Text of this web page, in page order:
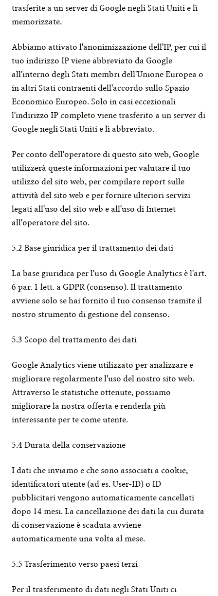
trasferite a un server di Google negli Stati Uniti e lì
memorizzate.
Abbiamo attivato l'anonimizzazione dell'IP, per cui il
tuo indirizzo IP viene abbreviato da Google
all'interno degli Stati membri dell'Unione Europea o
in altri Stati contraenti dell'accordo sullo Spazio
Economico Europeo. Solo in casi eccezionali
l'indirizzo IP completo viene trasferito a un server di
Google negli Stati Uniti e lì abbreviato.
Per conto dell'operatore di questo sito web, Google
utilizzerà queste informazioni per valutare il tuo
utilizzo del sito web, per compilare report sulle
attività del sito web e per fornire ulteriori servizi
legati all'uso del sito web e all'uso di Internet
all'operatore del sito.
5.2 Base giuridica per il trattamento dei dati
La base giuridica per l'uso di Google Analytics è l'art.
6 par. 1 lett. a GDPR (consenso). Il trattamento
avviene solo se hai fornito il tuo consenso tramite il
nostro strumento di gestione del consenso.
5.3 Scopo del trattamento dei dati
Google Analytics viene utilizzato per analizzare e
migliorare regolarmente l'uso del nostro sito web.
Attraverso le statistiche ottenute, possiamo
migliorare la nostra offerta e renderla più
interessante per te come utente.
5.4 Durata della conservazione
I dati che inviamo e che sono associati a cookie,
identificatori utente (ad es. User-ID) o ID
pubblicitari vengono automaticamente cancellati
dopo 14 mesi. La cancellazione dei dati la cui durata
di conservazione è scaduta avviene
automaticamente una volta al mese.
5.5 Trasferimento verso paesi terzi
Per il trasferimento di dati negli Stati Uniti ci